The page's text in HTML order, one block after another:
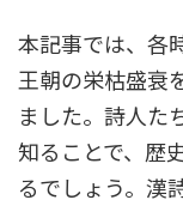
本記事では、各
王朝の栄枯盛衰
ました。詩人た
知ることで、歴
るでしょう。漢